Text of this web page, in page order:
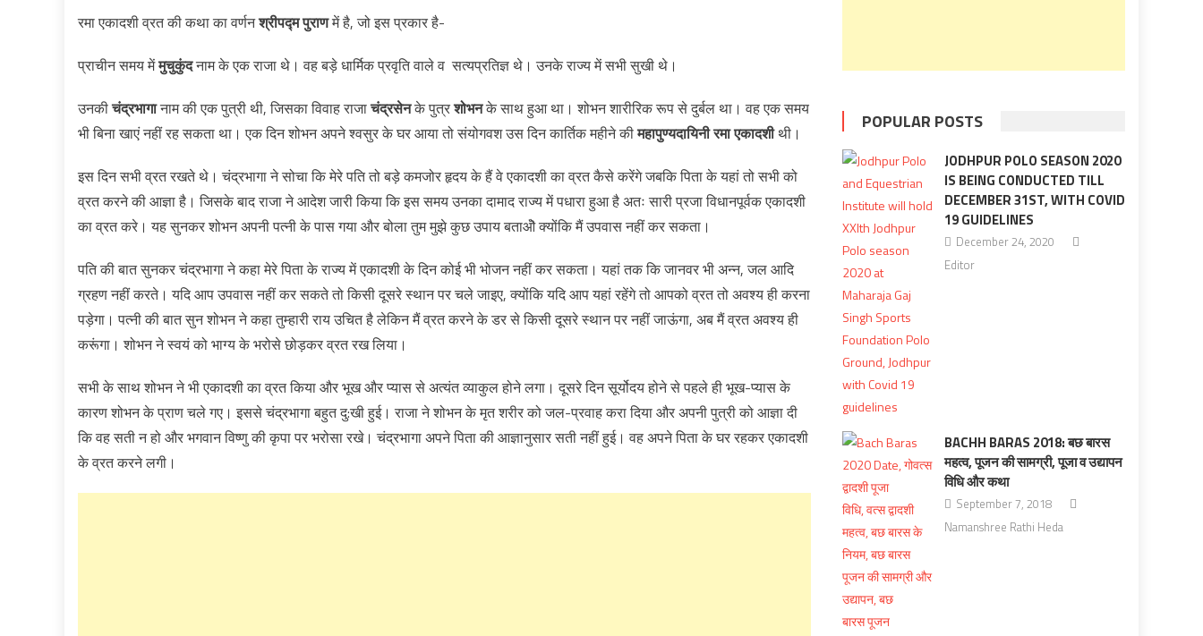
रमा एकादशी व्रत की कथा का वर्णनश्रीपद्म पुराणमें है, जो इस प्रकार है-
प्राचीन समय मेंमुचुकुंदनाम के एक राजा थे। वह बड़े धार्मिक प्रवृति वाले व सत्यप्रतिज्ञ थे। उनके राज्य में सभी सुखी थे।
उनकीचंद्रभागानाम की एक पुत्री थी, जिसका विवाह राजाचंद्रसेनके पुत्रशोभनके साथ हुआ था। शोभन शारीरिक रूप से दुर्बल था। वह एक समय
भी बिना खाएं नहीं रह सकता था। एक दिन शोभन अपने श्वसुर के घर आया तो संयोगवश उस दिन कार्तिक महीने कीमहापुण्यदायिनी रमा एकादशीथी।
इस दिन सभी व्रत रखते थे। चंद्रभागा ने सोचा कि मेरे पति तो बड़े कमजोर हृदय के हैं वे एकादशी का व्रत कैसे करेंगे जबकि पिता के यहां तो सभी को
व्रत करने की आज्ञा है। जिसके बाद राजा ने आदेश जारी किया कि इस समय उनका दामाद राज्य में पधारा हुआ है अतः सारी प्रजा विधानपूर्वक एकादशी
का व्रत करे। यह सुनकर शोभन अपनी पत्नी के पास गया और बोला तुम मुझे कुछ उपाय बताओॆ क्योंकि मैं उपवास नहीं कर सकता।
पति की बात सुनकर चंद्रभागा ने कहा मेरे पिता के राज्य में एकादशी के दिन कोई भी भोजन नहीं कर सकता। यहां तक कि जानवर भी अन्न, जल आदि
ग्रहण नहीं करते। यदि आप उपवास नहीं कर सकते तो किसी दूसरे स्थान पर चले जाइए, क्योंकि यदि आप यहां रहेंगे तो आपको व्रत तो अवश्य ही करना
पड़ेगा। पत्नी की बात सुन शोभन ने कहा तुम्हारी राय उचित है लेकिन मैं व्रत करने के डर से किसी दूसरे स्थान पर नहीं जाऊंगा, अब मैं व्रत अवश्य ही
करूंगा। शोभन ने स्वयं को भाग्य के भरोसे छोड़कर व्रत रख लिया।
सभी के साथ शोभन ने भी एकादशी का व्रत किया और भूख और प्यास से अत्यंत व्याकुल होने लगा। दूसरे दिन सूर्योदय होने से पहले ही भूख-प्यास के
कारण शोभन के प्राण चले गए। इससे चंद्रभागा बहुत दु:खी हुई। राजा ने शोभन के मृत शरीर को जल-प्रवाह करा दिया और अपनी पुत्री को आज्ञा दी
कि वह सती न हो और भगवान विष्णु की कृपा पर भरोसा रखे। चंद्रभागा अपने पिता की आज्ञानुसार सती नहीं हुई। वह अपने पिता के घर रहकर एकादशी
के व्रत करने लगी।
POPULAR POSTS
JODHPUR POLO SEASON 2020
IS BEING CONDUCTED TILL
DECEMBER 31ST, WITH COVID
19 GUIDELINES
December 24, 2020
Editor
BACHH BARAS 2018: बछ बारस
महत्व, पूजन की सामग्री, पूजा व उद्यापन
विधि और कथा
September 7, 2018
Namanshree Rathi Heda